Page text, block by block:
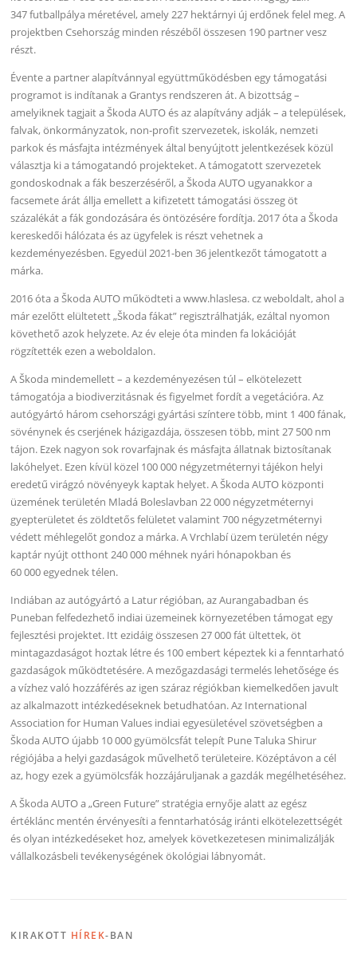
347 futballpálya méretével, amely 227 hektárnyi új erdőnek felel meg. A
projektben Csehország minden részéből összesen 190 partner vesz
részt.
Évente a partner alapítvánnyal együttműködésben egy támogatási
programot is indítanak a Grantys rendszeren át. A bizottság –
amelyiknek tagjait a Škoda AUTO és az alapítvány adják – a települések,
falvak, önkormányzatok, non-profit szervezetek, iskolák, nemzeti
parkok és másfajta intézmények által benyújtott jelentkezések közül
választja ki a támogatandó projekteket. A támogatott szervezetek
gondoskodnak a fák beszerzéséről, a Škoda AUTO ugyanakkor a
facsemete árát állja emellett a kifizetett támogatási összeg öt
százalékát a fák gondozására és öntözésére fordítja. 2017 óta a Škoda
kereskedői hálózata és az ügyfelek is részt vehetnek a
kezdeményezésben. Egyedül 2021-ben 36 jelentkezőt támogatott a
márka.
2016 óta a Škoda AUTO működteti a www.hlaslesa. cz weboldalt, ahol a
már ezelőtt elültetett „Škoda fákat” regisztrálhatják, ezáltal nyomon
követhető azok helyzete. Az év eleje óta minden fa lokációját
rögzítették ezen a weboldalon.
A Škoda mindemellett – a kezdeményezésen túl – elkötelezett
támogatója a biodiverzitásnak és figyelmet fordít a vegetációra. Az
autógyártó három csehországi gyártási színtere több, mint 1 400 fának,
sövénynek és cserjének házigazdája, összesen több, mint 27 500 nm
tájon. Ezek nagyon sok rovarfajnak és másfajta állatnak biztosítanak
lakóhelyet. Ezen kívül közel 100 000 négyzetméternyi tájékon helyi
eredetű virágzó növényeyk kaptak helyet. A Škoda AUTO központi
üzemének területén Mladá Boleslavban 22 000 négyzetméternyi
gyepterületet és zöldtetős felületet valamint 700 négyzetméternyi
védett méhlegelőt gondoz a márka. A Vrchlabí üzem területén négy
kaptár nyújt otthont 240 000 méhnek nyári hónapokban és
60 000 egyednek télen.
Indiában az autógyártó a Latur régióban, az Aurangabadban és
Puneban felfedezhető indiai üzemeinek környezetében támogat egy
fejlesztési projektet. Itt ezidáig összesen 27 000 fát ültettek, öt
mintagazdaságot hoztak létre és 100 embert képeztek ki a fenntarható
gazdaságok működtetésére. A mezőgazdasági termelés lehetősége és
a vízhez való hozzáférés az igen száraz régiókban kiemelkedően javult
az alkalmazott intézkedéseknek betudhatóan. Az International
Association for Human Values indiai egyesületével szövetségben a
Škoda AUTO újabb 10 000 gyümölcsfát telepít Pune Taluka Shirur
régiójába a helyi gazdaságok művelhető területeire. Középtávon a cél
az, hogy ezek a gyümölcsfák hozzájáruljanak a gazdák megélhetéséhez.
A Škoda AUTO a „Green Future” stratégia ernyője alatt az egész
értéklánc mentén érvényesíti a fenntarhatóság iránti elkötelezettségét
és olyan intézkedéseket hoz, amelyek következetesen minimalizálják
vállalkozásbeli tevékenységének ökológiai lábnyomát.
KIRAKOTT HÍREK-BAN